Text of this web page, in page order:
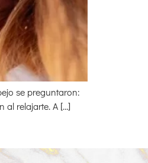
se preguntaron:
al relajarte. A […]